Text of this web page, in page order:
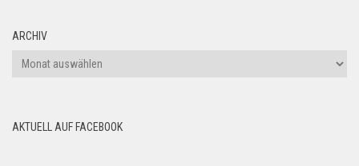
ARCHIV
Archiv
AKTUELL AUF FACEBOOK